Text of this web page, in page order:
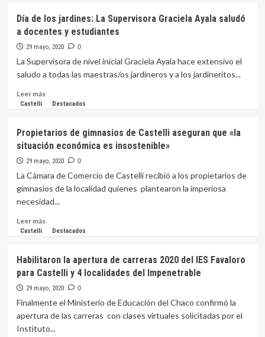
Castelli
«La
reactivación
de
viviendas
es
para
generación
de
empleo»
Día de los jardines: La Supervisora Graciela Ayala saludó
a docentes y estudiantes
29 mayo, 2020 0
La Supervisora de nivel inicial Graciela Ayala hace extensivo el
saludo a todas las maestras/os jardineros y a los jardineritos...
Leer másLeer
más
de
los
jardines:
Graciela
Ayala
estudiantes
Castelli Destacados
Propietarios de gimnasios de Castelli aseguran que «la
situación económica es insostenible»
29 mayo, 2020 0
La Cámara de Comercio de Castelli recibió a los propietarios de
gimnasios de la localidad quienes plantearon la imperiosa
necesidad...
Leer másLeer
más
de
gimnasios
de
Castelli
que
«la
Castelli Destacados
Habilitaron la apertura de carreras 2020 del IES Favaloro
para Castelli y 4 localidades del Impenetrable
29 mayo, 2020 0
Finalmente el Ministerio de Educación del Chaco confirmó la
apertura de las carreras con clases virtuales solicitadas por el
Instituto...